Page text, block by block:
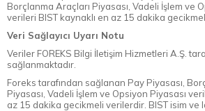
Borçlanma Araçları Piyasası, Vadeli İşlem ve
verileri BIST kaynaklı en az 15 dakika
Veri Sağlayıcı Uyarı Notu
Veriler FOREKS Bilgi İletişim Hizmetleri A.Ş.
sağlanmaktadır.
Foreks tarafından sağlanan Pay Piyasası,
Piyasası, Vadeli İşlem ve Opsiyon Piyasası
az 15 dakika gecikmeli verilerdir. BIST isim ve